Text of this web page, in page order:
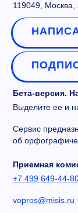
119049, Москва,
Бета-версия.
Выделите ее и
Сервис
об
Приемная
+7 499 649-44-
vopros@misis.ru